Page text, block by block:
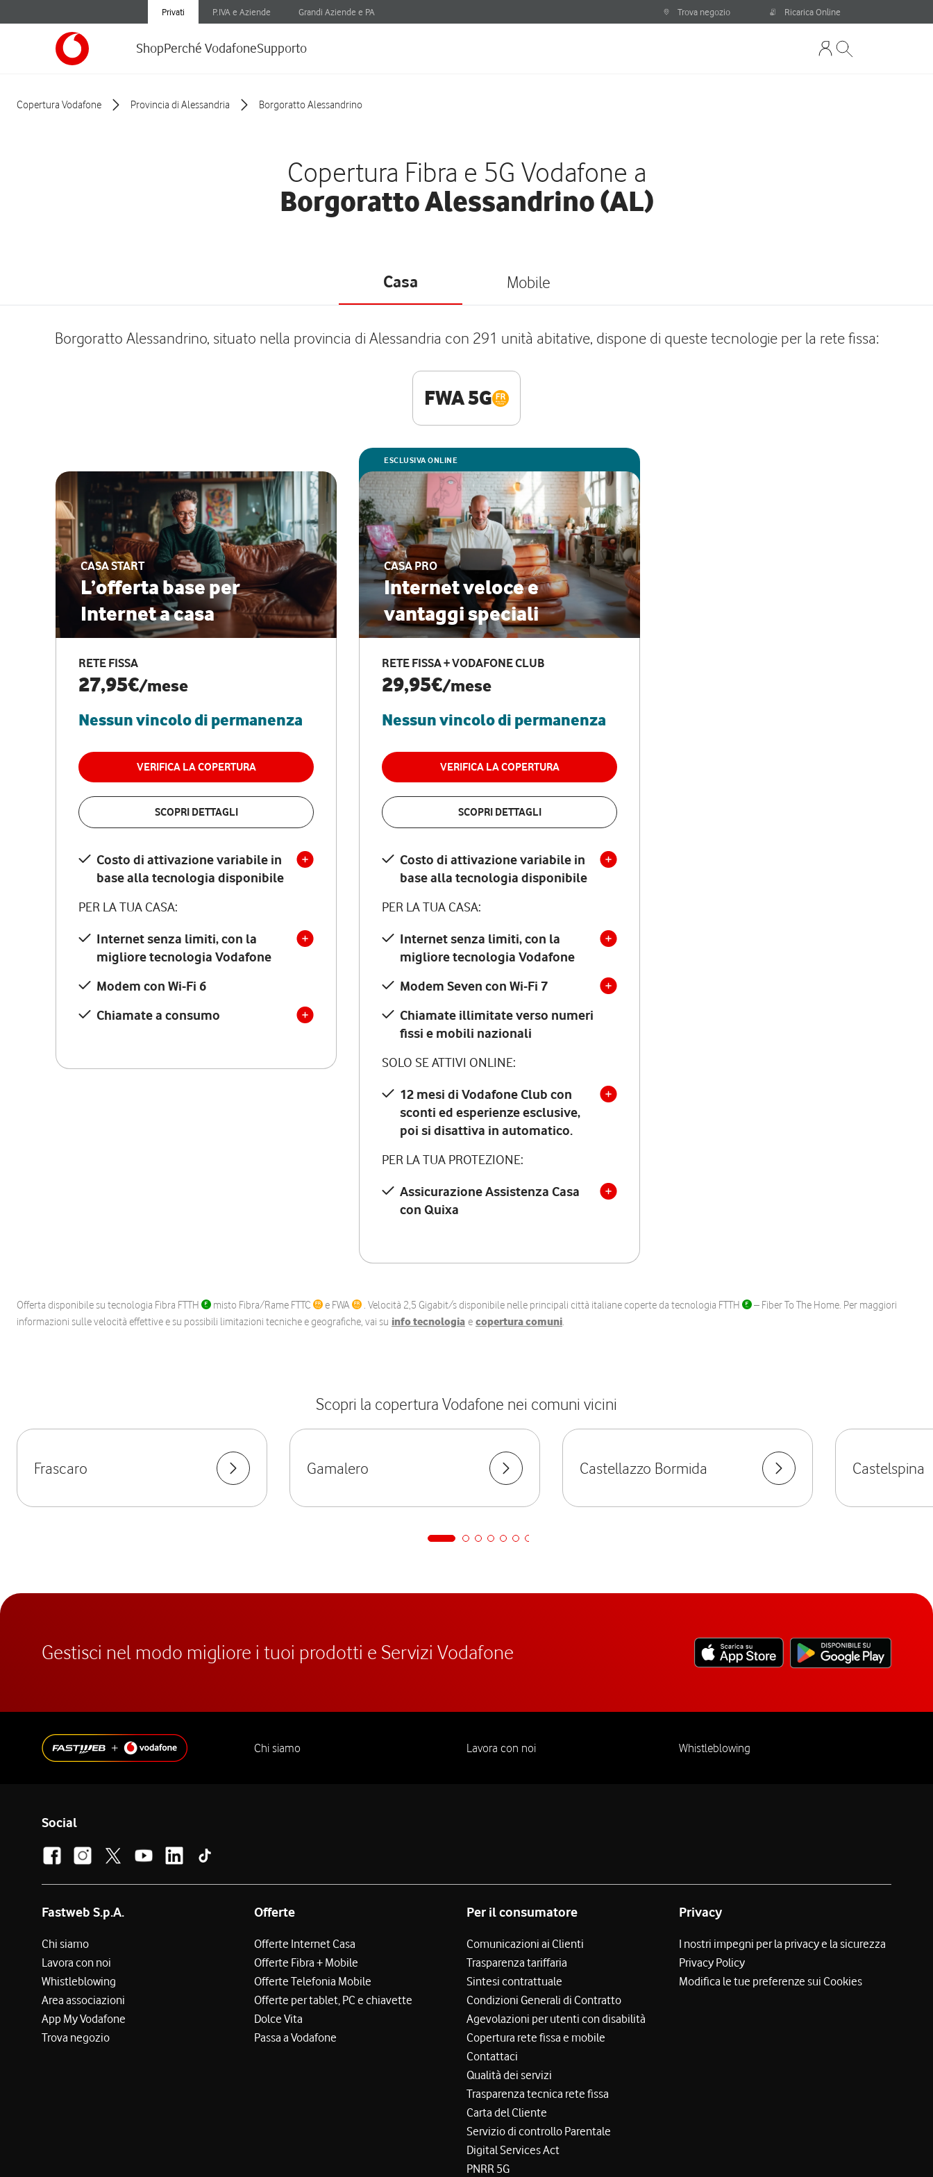
Privati P.IVA e Aziende Grandi Aziende e PA Trova negozio Ricarica Online
ShopPerché VodafoneSupporto
Copertura Vodafone Provincia di Alessandria Borgoratto Alessandrino
Copertura Fibra e 5G Vodafone a
Borgoratto Alessandrino (AL)
Casa Mobile
Borgoratto Alessandrino, situato nella provincia di Alessandria con 291 unità abitative, dispone di queste tecnologie per la rete fissa:
FWA 5G
CASA START
L’offerta base per
Internet a casa
RETE FISSA
27,95€/mese
Nessun vincolo di permanenza
VERIFICA LA COPERTURA
SCOPRI DETTAGLI
Costo di attivazione variabile in
base alla tecnologia disponibile
PER LA TUA CASA:
Internet senza limiti, con la
migliore tecnologia Vodafone
Modem con Wi-Fi 6
Chiamate a consumo
ESCLUSIVA ONLINE
CASA PRO
Internet veloce e
vantaggi speciali
RETE FISSA + VODAFONE CLUB
29,95€/mese
Nessun vincolo di permanenza
VERIFICA LA COPERTURA
SCOPRI DETTAGLI
Costo di attivazione variabile in
base alla tecnologia disponibile
PER LA TUA CASA:
Internet senza limiti, con la
migliore tecnologia Vodafone
Modem Seven con Wi-Fi 7
Chiamate illimitate verso numeri
fissi e mobili nazionali
SOLO SE ATTIVI ONLINE:
12 mesi di Vodafone Club con
sconti ed esperienze esclusive,
poi si disattiva in automatico.
PER LA TUA PROTEZIONE:
Assicurazione Assistenza Casa
con Quixa
Offerta disponibile su tecnologia Fibra FTTH misto Fibra/Rame FTTC e FWA . Velocità 2,5 Gigabit/s disponibile nelle principali città italiane coperte da tecnologia FTTH
– Fiber To The Home. Per maggiori
informazioni sulle velocità effettive e su possibili limitazioni tecniche e geografiche, vai su info tecnologia e copertura comuni.
Scopri la copertura Vodafone nei comuni vicini
Frascaro Gamalero Castellazzo Bormida Castelspina
Gestisci nel modo migliore i tuoi prodotti e Servizi Vodafone
Chi siamo Lavora con noi Whistleblowing
Social
Fastweb S.p.A.
Chi siamo
Lavora con noi
Whistleblowing
Area associazioni
App My Vodafone
Trova negozio
Offerte
Offerte Internet Casa
Offerte Fibra + Mobile
Offerte Telefonia Mobile
Offerte per tablet, PC e chiavette
Dolce Vita
Passa a Vodafone
Per il consumatore
Comunicazioni ai Clienti
Trasparenza tariffaria
Sintesi contrattuale
Condizioni Generali di Contratto
Agevolazioni per utenti con disabilità
Copertura rete fissa e mobile
Contattaci
Qualità dei servizi
Trasparenza tecnica rete fissa
Carta del Cliente
Servizio di controllo Parentale
Digital Services Act
PNRR 5G
Privacy
I nostri impegni per la privacy e la sicurezza
Privacy Policy
Modifica le tue preferenze sui Cookies